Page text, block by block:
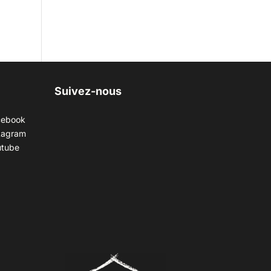
Suivez-nous